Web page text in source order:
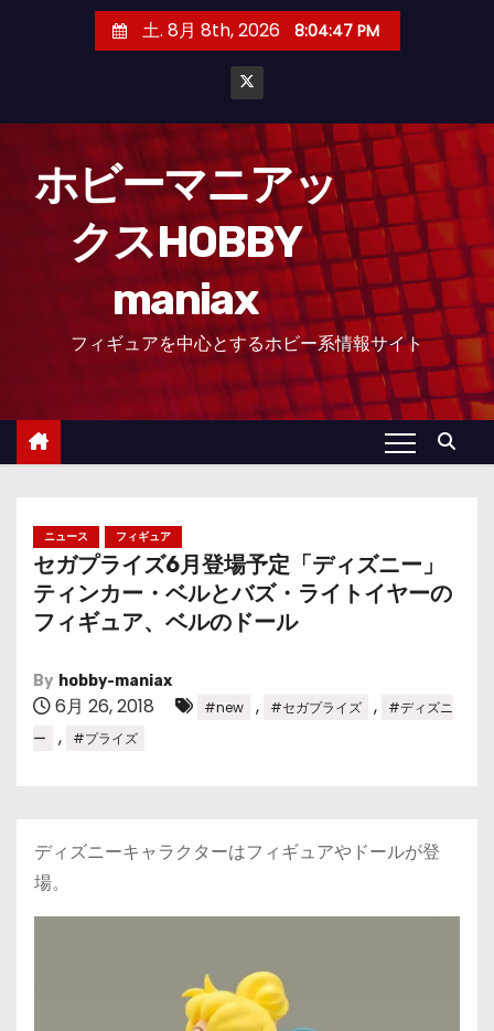
土. 8月 8th, 2026 8:04:48 PM
ホビーマニアッ
クスHOBBY
maniax
フィギュアを中心とするホビー系情報サイト
ニュース フィギュア
セガプライズ6月登場予定「ディズニー」
ティンカー・ベルとバズ・ライトイヤーの
フィギュア、ベルのドール
By hobby-maniax
6月 26, 2018 #new , #セガプライズ ,
#ディズニ
ー
, #プライズ
ディズニーキャラクターはフィギュアやドールが登
場。